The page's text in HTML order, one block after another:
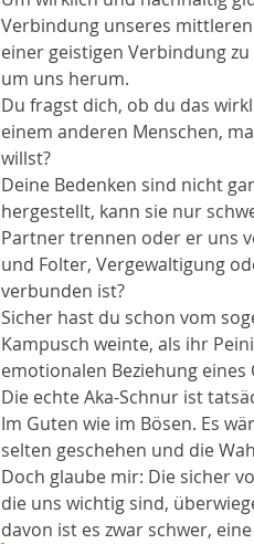
Verbindung unseres
einer geistigen Verbindung
um uns herum.
Du fragst dich, ob du das
einem anderen Menschen,
willst?
Deine Bedenken sind nicht
hergestellt, kann sie nur
Partner trennen oder er uns
und Folter, Vergewaltigung
verbunden ist?
Sicher hast du schon vom
Kampusch weinte, als ihr
emotionalen Beziehung
Die echte Aka-Schnur ist
Im Guten wie im Bösen. Es
selten geschehen und die
Doch glaube mir: Die sicher
die uns wichtig sind,
davon ist es zwar schwer,